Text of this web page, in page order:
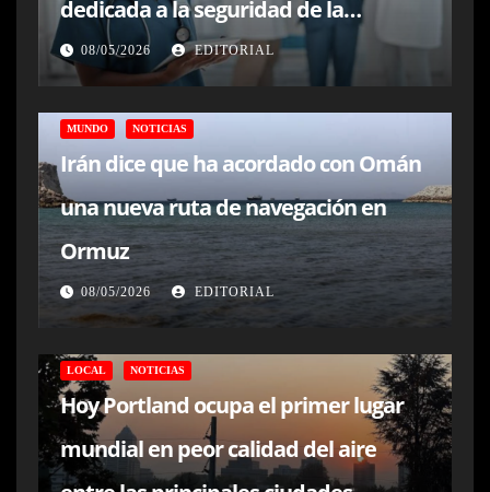
dedicada a la seguridad de la
atención sanitaria
08/05/2026 EDITORIAL
MUNDO NOTICIAS
Irán dice que ha acordado con Omán
una nueva ruta de navegación en
Ormuz
08/05/2026 EDITORIAL
LOCAL NOTICIAS
Hoy Portland ocupa el primer lugar
mundial en peor calidad del aire